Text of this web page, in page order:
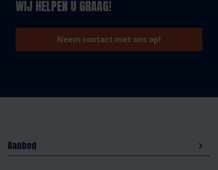
WIJ HELPEN U GRAAG!
Neem contact met ons op!
Aanbod